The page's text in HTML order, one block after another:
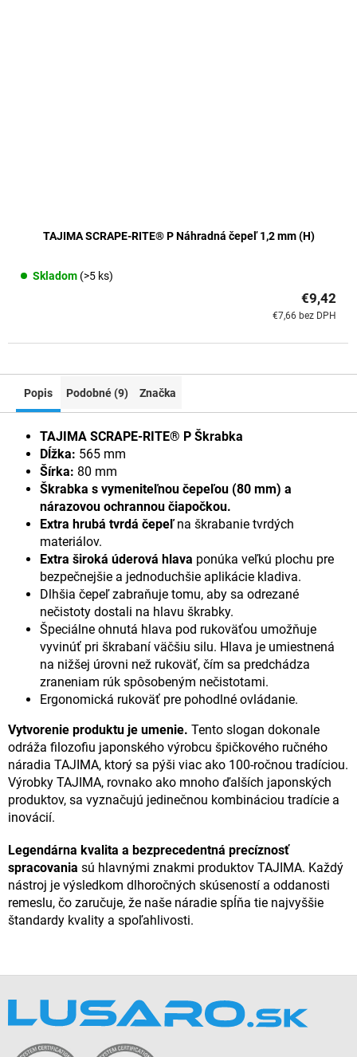
TAJIMA SCRAPE-RITE® P Náhradná čepeľ 1,2 mm (H)
Skladom (>5 ks)
€7,66 bez DPH
€9,42
Popis Podobné (9) Značka
TAJIMA SCRAPE-RITE® P Škrabka
Dĺžka: 565 mm
Šírka: 80 mm
Škrabka s vymeniteľnou čepeľou (80 mm) a
nárazovou ochrannou čiapočkou.
Extra hrubá tvrdá čepeľna škrabanie tvrdých
materiálov.
Extra široká úderová hlava ponúka veľkú plochu pre
bezpečnejšie a jednoduchšie aplikácie kladiva.
Dlhšia čepeľ zabraňuje tomu, aby sa odrezané
nečistoty dostali na hlavu škrabky.
Špeciálne ohnutá hlava pod rukoväťou umožňuje
vyvinúť pri škrabaní väčšiu silu. Hlava je umiestnená
na nižšej úrovni než rukoväť, čím sa predchádza
zraneniam rúk spôsobeným nečistotami.
Ergonomická rukoväť pre pohodlné ovládanie.
Vytvorenie produktu je umenie. Tento slogan dokonale
odráža filozofiu japonského výrobcu špičkového ručného
náradia TAJIMA, ktorý sa pýši viac ako 100-ročnou tradíciou.
Výrobky TAJIMA, rovnako ako mnoho ďalších japonských
produktov, sa vyznačujú jedinečnou kombináciou tradície a
inovácií.
Legendárna kvalita a bezprecedentná precíznosť
spracovania sú hlavnými znakmi produktov TAJIMA. Každý
nástroj je výsledkom dlhoročných skúseností a oddanosti
remeslu, čo zaručuje, že naše náradie spĺňa tie najvyššie
štandardy kvality a spoľahlivosti.